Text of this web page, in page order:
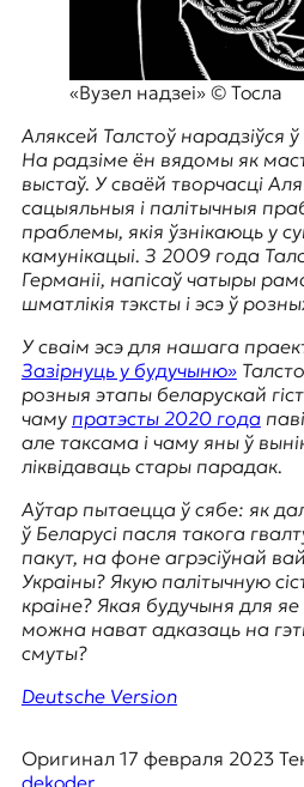
D
E
R
Е
р
о
п
е
й
с
а
я
ж
у
р
н
а
л
и
т
и
«Вузел надзеі» © Тосла
Аляксей Талстоў нарадзіўся
На радзіме ён вядомы як
выстаў. У сваёй творчасці
сацыяльныя і палітычныя
праблемы, якія ўзнікаюць у
камунікацыі. З 2009 года
Германіі, напісаў чатыры
шматлікія тэксты і эсэ ў
У сваім эсэ для нашага
Зазірнуць у будучыню»
розныя этапы беларускай
чаму пратэсты 2020 года
але таксама і чаму яны ў
ліквідаваць стары парадак.
Аўтар пытаецца ў сябе: як
ў Беларусі пасля такога
пакут, на фоне агрэсіўнай
Украіны? Якую палітычную
краіне? Якая будучыня для
можна нават адказаць на
смуты?
Deutsche Version
Оригинал 17 февраля 2023